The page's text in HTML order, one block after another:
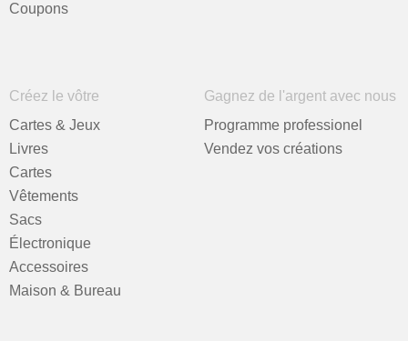
Coupons
Créez le vôtre
Cartes & Jeux
Livres
Cartes
Vêtements
Sacs
Électronique
Accessoires
Maison & Bureau
Gagnez de l'argent avec nous
Programme professionel
Vendez vos créations